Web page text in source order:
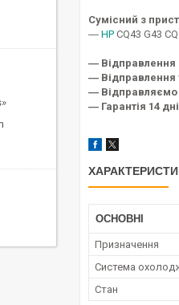
Сумісний з
― HP CQ43 G43
― Відправлення
― Відправлення
― Відправляємо
― Гарантія 14
ОСНОВНІ
Призначення
Система
Стан